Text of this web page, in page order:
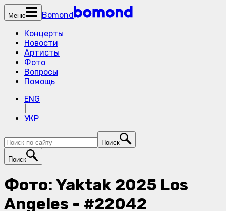
Меню
Bomond
Концерты
Новости
Артисты
Фото
Вопросы
Помощь
ENG
УКР
Поиск
Поиск
Фото: Yaktak 2025 Los
Angeles - #22042